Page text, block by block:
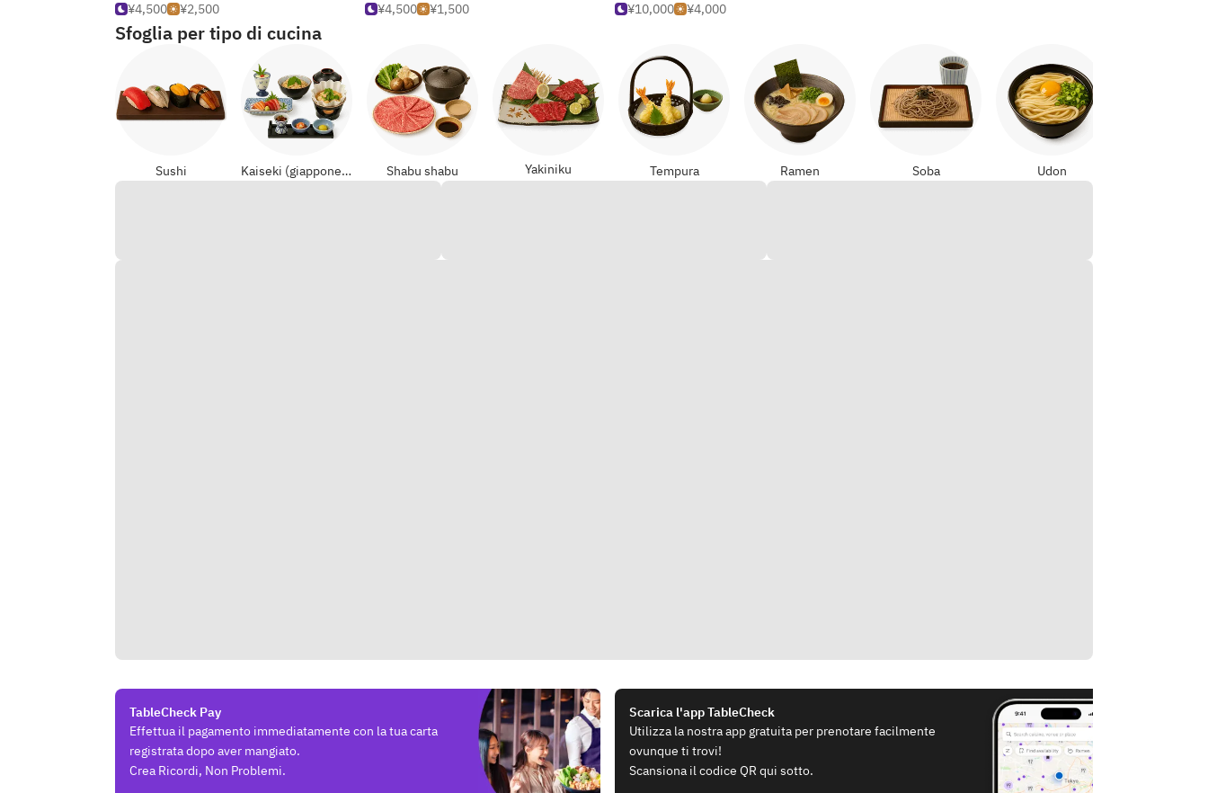
¥4,500
¥2,500
¥4,500
¥1,500
¥10,000
¥4,000
Sfoglia per tipo di cucina
Sushi Kaiseki (giapponese formali) Shabu shabu Yakiniku Tempura Ramen Soba Udon
TableCheck Pay
Effettua il pagamento immediatamente con la tua carta
registrata dopo aver mangiato.
Crea Ricordi, Non Problemi.
Scarica l'app TableCheck
Utilizza la nostra app gratuita per prenotare facilmente
ovunque ti trovi!
Scansiona il codice QR qui sotto.